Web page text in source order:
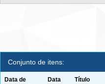
Conjunto de itens:
Data de
Data
Título